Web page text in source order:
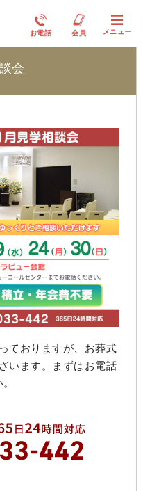
お電話 会員 メニュー
ベント情報
会
ておりますが、お葬式
います。まずはお電話